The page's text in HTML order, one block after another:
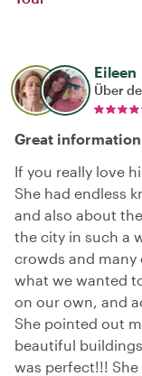
Eileen
Über
Great
If you really love
She had endless
and also about
the city in such a
crowds and many
what we wanted
on our own, and
She pointed out
beautiful
was perfect!!!